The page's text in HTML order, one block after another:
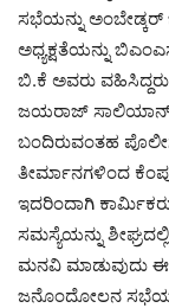
ಸಭೆಯನ್ನು ಅಂಬೇಡ್ಕರ್
ಅಧ್ಯಕ್ಷತೆಯನ್ನು
ಬಿ.ಕೆ ಅವರು
ಜಯರಾಜ್ ಸಾಲಿಯಾನ್
ಬಂದಿರುವಂತಹ ಪೊಲೀಸ್
ತೀರ್ಮಾನಗಳಿಂದ
ಇದರಿಂದಾಗಿ
ಸಮಸ್ಯೆಯನ್ನು
ಮನವಿ ಮಾಡುವುದು ಈ
ಜನೊಂದೋಲನ